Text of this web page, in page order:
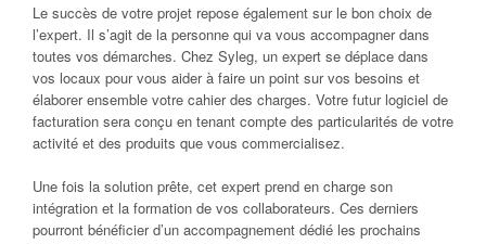
Le succès de votre projet repose également sur le bon choix de
l’expert. Il s’agit de la personne qui va vous accompagner dans
toutes vos démarches. Chez Syleg, un expert se déplace dans
vos locaux pour vous aider à faire un point sur vos besoins et
élaborer ensemble votre cahier des charges. Votre futur logiciel de
facturation sera conçu en tenant compte des particularités de votre
activité et des produits que vous commercialisez.
Une fois la solution prête, cet expert prend en charge son
intégration et la formation de vos collaborateurs. Ces derniers
pourront bénéficier d’un accompagnement dédié les prochains